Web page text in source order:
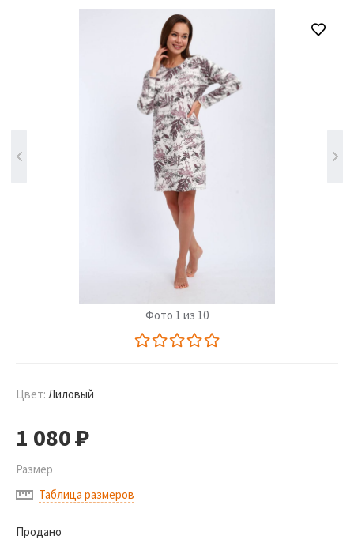
Фото 1 из 10
Цвет: Лиловый
1 080Р
Размер
Таблица размеров
Продано